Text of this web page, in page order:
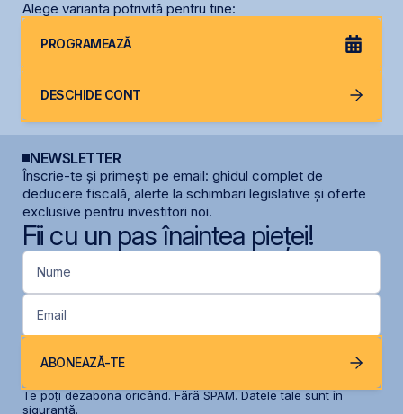
Alege varianta potrivită pentru tine:
PROGRAMEAZĂ
DESCHIDE CONT
NEWSLETTER
Înscrie-te și primești pe email: ghidul complet de
deducere fiscală, alerte la schimbari legislative și oferte
exclusive pentru investitori noi.
Fii cu un pas înaintea pieței!
Nume
Email
ABONEAZĂ-TE
Te poți dezabona oricând. Fără SPAM. Datele tale sunt în
siguranță.